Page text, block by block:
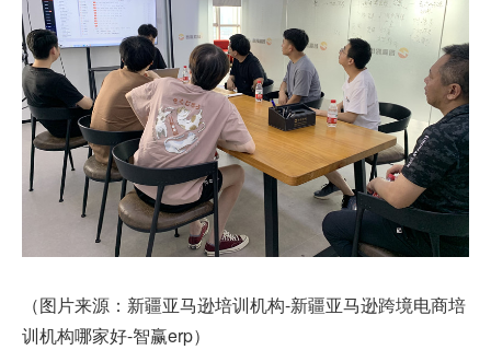
（图片来源：新疆亚马逊培训机构-新疆亚马逊跨境电商培
训机构哪家好-智赢erp）